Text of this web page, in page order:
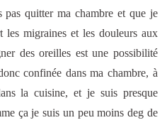
quitter ma chambre et que je
les migraines et les douleurs aux
des oreilles est une possibilité
confinée dans ma chambre, à
la cuisine, et je suis presque
ça je suis un peu moins deg de